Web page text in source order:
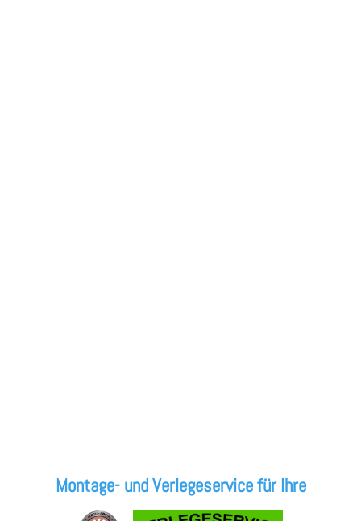
Montage- und Verlegeservice für Ihre